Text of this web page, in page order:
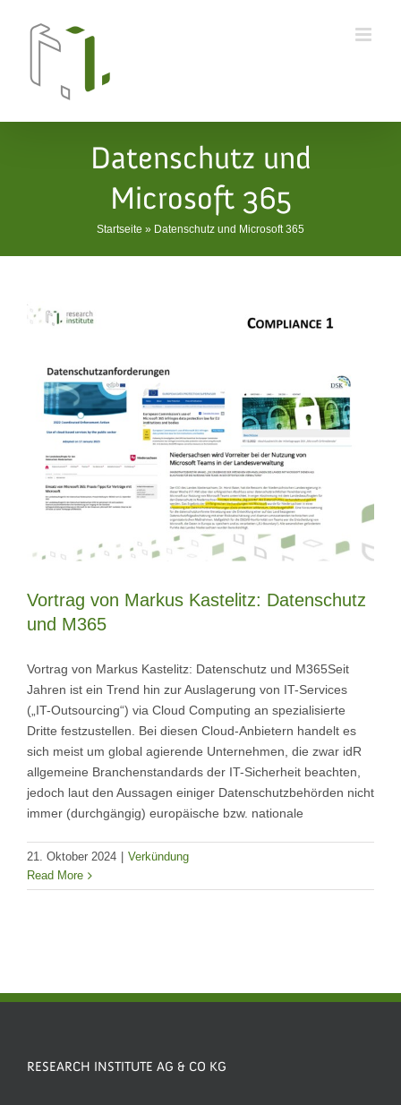
Datenschutz und
Microsoft 365
Startseite » Datenschutz und Microsoft 365
Vortrag von Markus Kastelitz: Datenschutz
und M365
Vortrag von Markus Kastelitz: Datenschutz und M365Seit
Jahren ist ein Trend hin zur Auslagerung von IT-Services
(„IT-Outsourcing“) via Cloud Computing an spezialisierte
Dritte festzustellen. Bei diesen Cloud-Anbietern handelt es
sich meist um global agierende Unternehmen, die zwar idR
allgemeine Branchenstandards der IT-Sicherheit beachten,
jedoch laut den Aussagen einiger Datenschutzbehörden nicht
immer (durchgängig) europäische bzw. nationale
21. Oktober 2024
Verkündung
Read More
RESEARCH INSTITUTE AG & CO KG